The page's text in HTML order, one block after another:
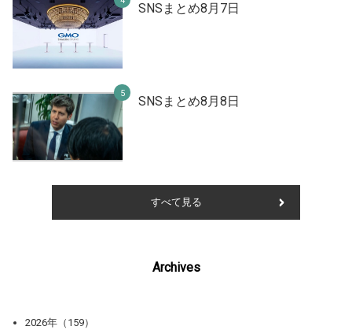
SNSまとめ8月7日
SNSまとめ8月8日
すべて見る
Archives
2026年（159）